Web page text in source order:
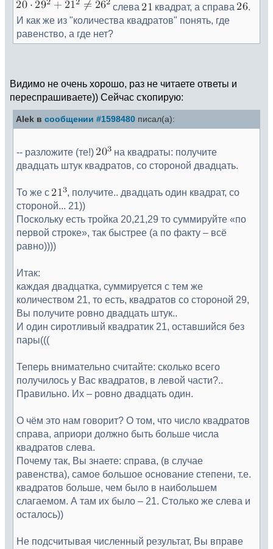
слева
квадрат, а справа
.
И как же из "количества квадратов" понять, где
равенство, а где нет?
Видимо не очень хорошо, раз не читаете ответы и
переспрашиваете)) Сейчас сҡопирую:
Alek в сообщении #1598480 писал(а):
-- разложите (те!)
на квадраты: получите
двадцать штук квадратов, со стороной двадцать.
То же с
, получите.. двадцать один квадрат, со
стороной... 21))
Поскольку есть тройка 20,21,29 то суммируйте «по
первой строке», так быстрее (а по факту – всё
равно))))
Итак:
каждая двадцатка, суммируется с тем же
количеством 21, то есть, квадратов со стороной 29,
Вы получите ровно двадцать штук..
И один сиротливый квадратик 21, оставшийся без
пары(((
Теперь внимательно считайте: сколько всего
получилось у Вас квадратов, в левой части?..
Правильно. Их – ровно двадцать один.
О чём это нам говорит? О том, что число квадратов
справа, априори должно быть больше числа
квадратов слева.
Почему так, Вы знаете: справа, (в случае
равенства), самое большое основание степени, т.е.
квадратов больше, чем было в наибольшем
слагаемом. А там их было – 21. Столько же слева и
осталось))
Не подсчитывая численный результат, Вы вправе